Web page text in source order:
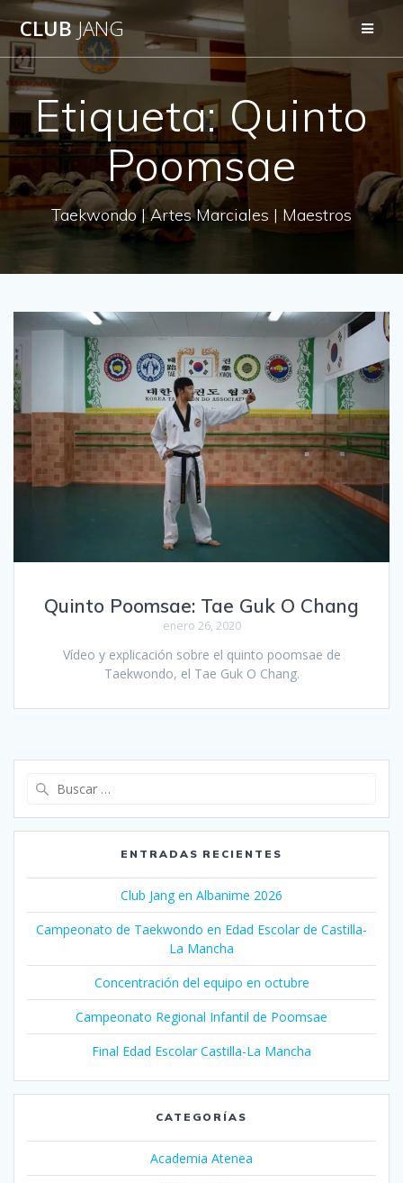
Saltar
al
contenido
CLUBJANG
Etiqueta:Quinto
Poomsae
Taekwondo | Artes Marciales | Maestros
Quinto Poomsae: Tae Guk O Chang
enero 26, 2020
Vídeo y explicación sobre el quinto poomsae de
Taekwondo, el Tae Guk O Chang.
ENTRADAS RECIENTES
Club Jang en Albanime 2026
Campeonato de Taekwondo en Edad Escolar de Castilla-
La Mancha
Concentración del equipo en octubre
Campeonato Regional Infantil de Poomsae
Final Edad Escolar Castilla-La Mancha
CATEGORÍAS
Academia Atenea